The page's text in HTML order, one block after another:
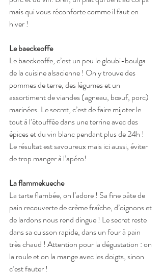
mais qui vous réconforte comme il faut en
hiver !
Le baeckeoffe
Le baeckeoffe, c’est un peu le gloubi-boulga
de la cuisine alsacienne ! On y trouve des
pommes de terre, des légumes et un
assortiment de viandes (agneau, bœuf, porc)
marinées. Le secret, c’est de faire mijoterle
tout à l’étouffée dans une terrine avec des
épices et du vin blanc pendant plus de 24h !
Le résultat est savoureux mais ici aussi, éviter
de trop manger à l’apéro!
La flammekueche
La tarte flambée, on l’adore ! Sa fine pâte de
pain recouverte de crème fraîche, d’oignons et
de lardons nous rend dingue ! Le secret reste
dans sa cuisson rapide, dans un four à pain
très chaud ! Attention pour la dégustation :on
la roule et on la mange avec les doigts, sinon
c’est fauter !